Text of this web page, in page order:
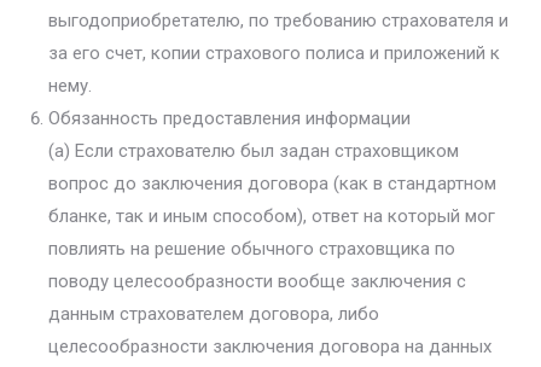
выгодоприобретателю, по требованию страхователя и
за его счет, копии страхового полиса и приложений к
нему.
Обязанность предоставления информации
(а) Если страхователю был задан страховщиком
вопрос до заключения договора (как в стандартном
бланке, так и иным способом), ответ на который мог
повлиять на решение обычного страховщика по
поводу целесообразности вообще заключения с
данным страхователем договора, либо
целесообразности заключения договора на данных